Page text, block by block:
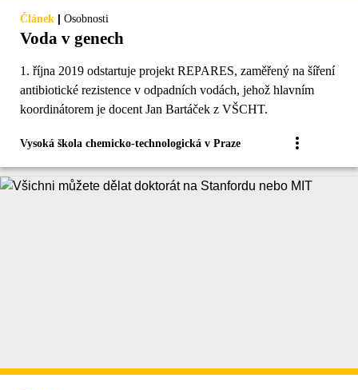
Článek | Osobnosti
Voda v genech
1. října 2019 odstartuje projekt REPARES, zaměřený na šíření
antibiotické rezistence v odpadních vodách, jehož hlavním
koordinátorem je docent Jan Bartáček z VŠCHT.
Vysoká škola chemicko-technologická v Praze